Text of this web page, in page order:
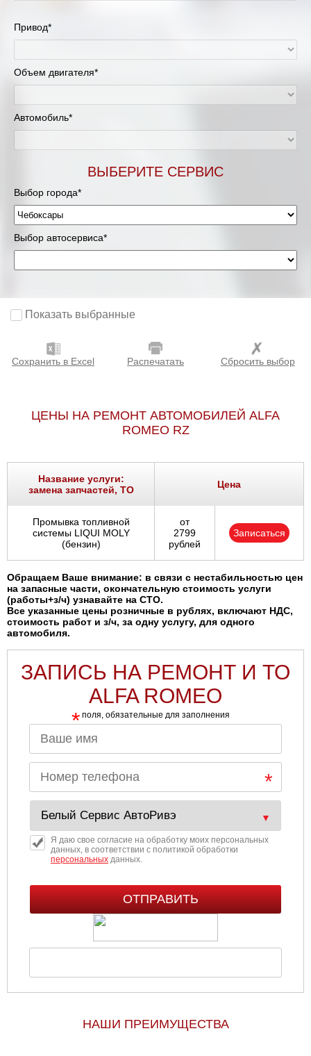
Привод*
Объем двигателя*
Автомобиль*
ВЫБЕРИТЕ СЕРВИС
Выбор города*
Выбор автосервиса*
Показать выбранные
Сохранить в Excel Распечатать Сбросить выбор
ЦЕНЫ НА РЕМОНТ АВТОМОБИЛЕЙ ALFA
ROMEO RZ
Название услуги:
замена запчастей, ТО
Цена
Промывка топливной
системы LIQUI MOLY
(бензин)
от
2799
рублей
Записаться
Обращаем Ваше внимание: в связи с нестабильностью цен
на запасные части, окончательную стоимость услуги
(работы+з/ч) узнавайте на СТО.
Все указанные цены розничные в рублях, включают НДС,
стоимость работ и з/ч, за одну услугу, для одного
автомобиля.
ЗАПИСЬ НА РЕМОНТ И ТО
ALFA ROMEO
* поля, обязательные для заполнения
Я даю свое согласие на обработку моих персональных
данных, в соответствии с политикой обработки
персональныхданных.
НАШИ ПРЕИМУЩЕСТВА